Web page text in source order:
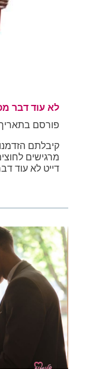
לא עוד דבר
פורסם בתאריך: 22/02/2012
קיבלתם
מרגישים
דייט לא עוד